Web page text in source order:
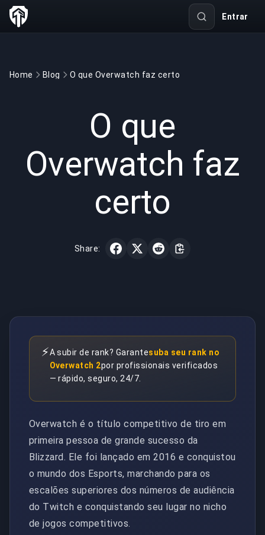
Entrar
Home Blog O que Overwatch faz certo
O que
Overwatch faz
certo
Share:
⚡A subir de rank? Garantesuba seu rank no
Overwatch 2por profissionais verificados
— rápido, seguro, 24/7.
Overwatch é o título competitivo de tiro em
primeira pessoa de grande sucesso da
Blizzard. Ele foi lançado em 2016 e conquistou
o mundo dos Esports, marchando para os
escalões superiores dos números de audiência
do Twitch e conquistando seu lugar no nicho
de jogos competitivos.